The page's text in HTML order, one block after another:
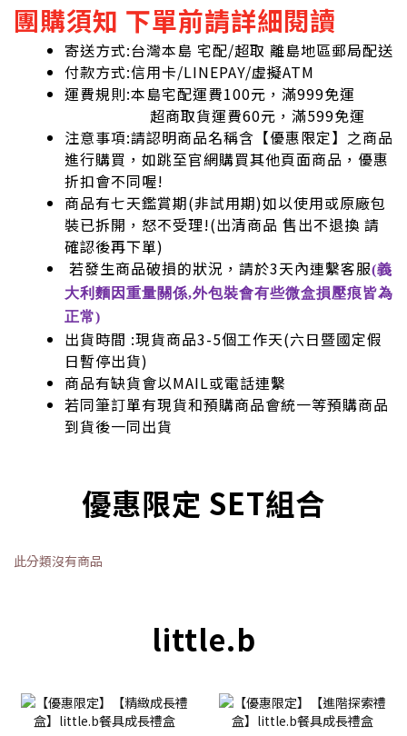
團購須知 下單前請詳細閱讀
寄送方式:台灣本島 宅配/超取 離島地區郵局配送
付款方式:信用卡/LINEPAY/虛擬ATM
運費規則:本島宅配運費100元，滿999免運
超商取貨運費60元，滿599免運
注意事項:請認明商品名稱含【優惠限定】之商品
進行購買，如跳至官網購買其他頁面商品，優惠
折扣會不同喔!
商品有七天鑑賞期(非試用期)如以使用或原廠包
裝已拆開，怒不受理!(出清商品 售出不退換 請
確認後再下單)
若發生商品破損的狀況，請於3天內連繫客服(義
大利麵因重量關係,外包裝會有些微盒損壓痕皆為
正常)
出貨時間 :現貨商品3-5個工作天(六日暨國定假
日暫停出貨)
商品有缺貨會以MAIL或電話連繫
若同筆訂單有現貨和預購商品會統一等預購商品
到貨後一同出貨
優惠限定 SET組合
此分類沒有商品
little.b